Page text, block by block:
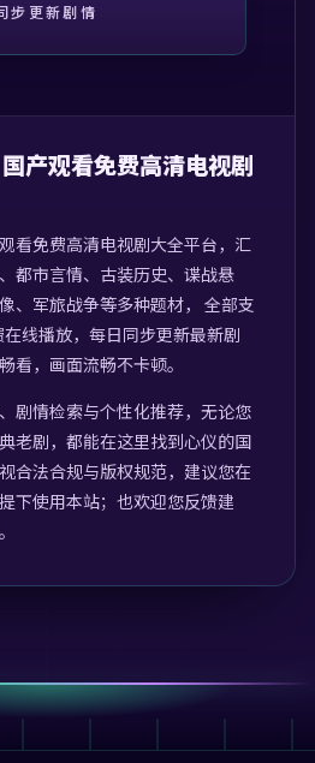
步更新剧情
国产观看免费高清电视剧
看免费高清电视剧大全平台，汇
都市言情、古装历史、谍战悬
、军旅战争等多种题材， 全部支
线播放，每日同步更新最新剧
看，画面流畅不卡顿。
剧情检索与个性化推荐，无论您
老剧，都能在这里找到心仪的国
合法合规与版权规范，建议您在
下使用本站；也欢迎您反馈建